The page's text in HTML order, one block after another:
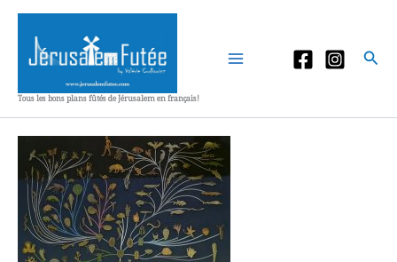
Aller
contenu
Tous les bons plans fûtés de Jérusalem en français!